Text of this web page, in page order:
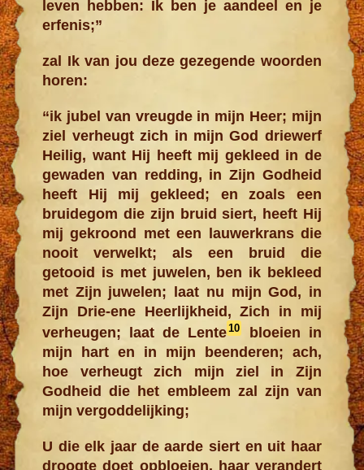
leven hebben: Ik ben je aandeel en je
erfenis;”
zal Ik van jou deze gezegende woorden
horen:
“ik jubel van vreugde in mijn Heer; mijn
ziel verheugt zich in mijn God driewerf
Heilig, want Hij heeft mij gekleed in de
gewaden van redding, in Zijn Godheid
heeft Hij mij gekleed; en zoals een
bruidegom die zijn bruid siert, heeft Hij
mij gekroond met een lauwerkrans die
nooit verwelkt; als een bruid die
getooid is met juwelen, ben ik bekleed
met Zijn juwelen; laat nu mijn God, in
Zijn Drie-ene Heerlijkheid, Zich in mij
verheugen; laat de Lente10bloeien in
mijn hart en in mijn beenderen; ach,
hoe verheugt zich mijn ziel in Zijn
Godheid die het embleem zal zijn van
mijn vergoddelijking;
U die elk jaar de aarde siert en uit haar
droogte doet opbloeien, haar verandert